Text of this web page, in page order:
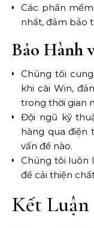
Các phần
nhất, đảm bảo
Bảo Hành
Chúng tôi
khi cài Win,
trong thời gian
Đội ngũ kỹ
hàng qua điện
vấn đề nào.
Chúng tôi luôn
để cải thiện
Kết Luận